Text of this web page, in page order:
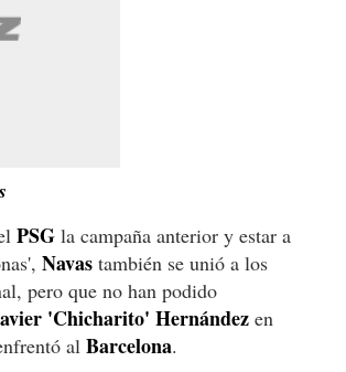
PSG la campaña anterior y estar a
Navas también se unió a los
pero que no han podido
'Chicharito' Hernández en
al Barcelona.